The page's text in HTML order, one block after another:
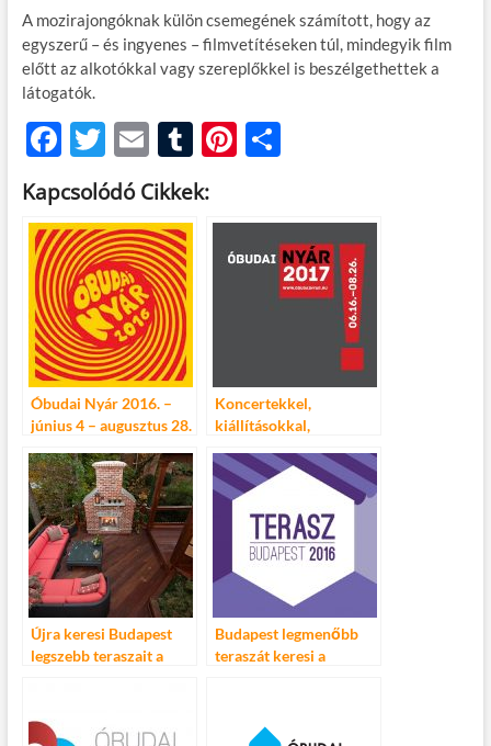
A mozirajongóknak külön csemegének számított, hogy az
egyszerű – és ingyenes – filmvetítéseken túl, mindegyik film
előtt az alkotókkal vagy szereplőkkel is beszélgethettek a
látogatók.
F
ac
e
b
o
o
k
T
w
itt
er
E
m
ail
T
u
m
Pi
es
O
m
e
g
Kapcsolódó Cikkek:
Óbudai Nyár 2016. –
június 4 – augusztus 28.
Koncertekkel,
kiállításokkal,
színházi előadásokkal
vár az Óbudai Nyár!
Újra keresi Budapest
legszebb teraszait a
Budapest legmenőbb
teraszát keresi a